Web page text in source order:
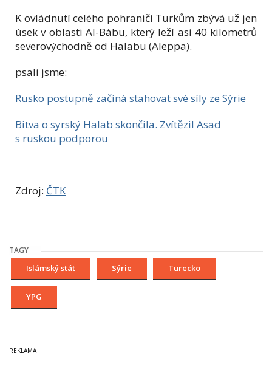
K ovládnutí celého pohraničí Turkům zbývá už jen
úsek v oblasti Al-Bábu, který leží asi 40 kilometrů
severovýchodně od Halabu (Aleppa).
psali jsme:
Rusko postupně začíná stahovat své síly ze Sýrie
Bitva o syrský Halab skončila. Zvítězil Asad
s ruskou podporou
Zdroj: ČTK
TAGY
Islámský stát Sýrie Turecko
YPG